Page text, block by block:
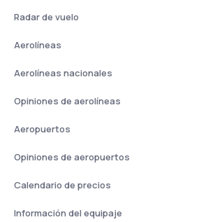
Radar de vuelo
Aerolíneas
Aerolíneas nacionales
Opiniones de aerolíneas
Aeropuertos
Opiniones de aeropuertos
Calendario de precios
Información del equipaje